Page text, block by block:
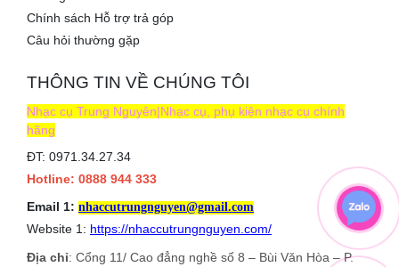
Chính sách Hỗ trợ trả góp
Câu hỏi thường gặp
THÔNG TIN VỀ CHÚNG TÔI
Nhạc cụ Trung Nguyên|Nhạc cụ, phụ kiện nhạc cụ chính
hãng
ĐT: 0971.34.27.34
Hotline: 0888 944 333
Email 1: nhaccutrungnguyen@gmail.com
Website 1: https://nhaccutrungnguyen.com/
Địa chỉ: Cổng 11/ Cao đẳng nghề số 8 – Bùi Văn Hòa – P.